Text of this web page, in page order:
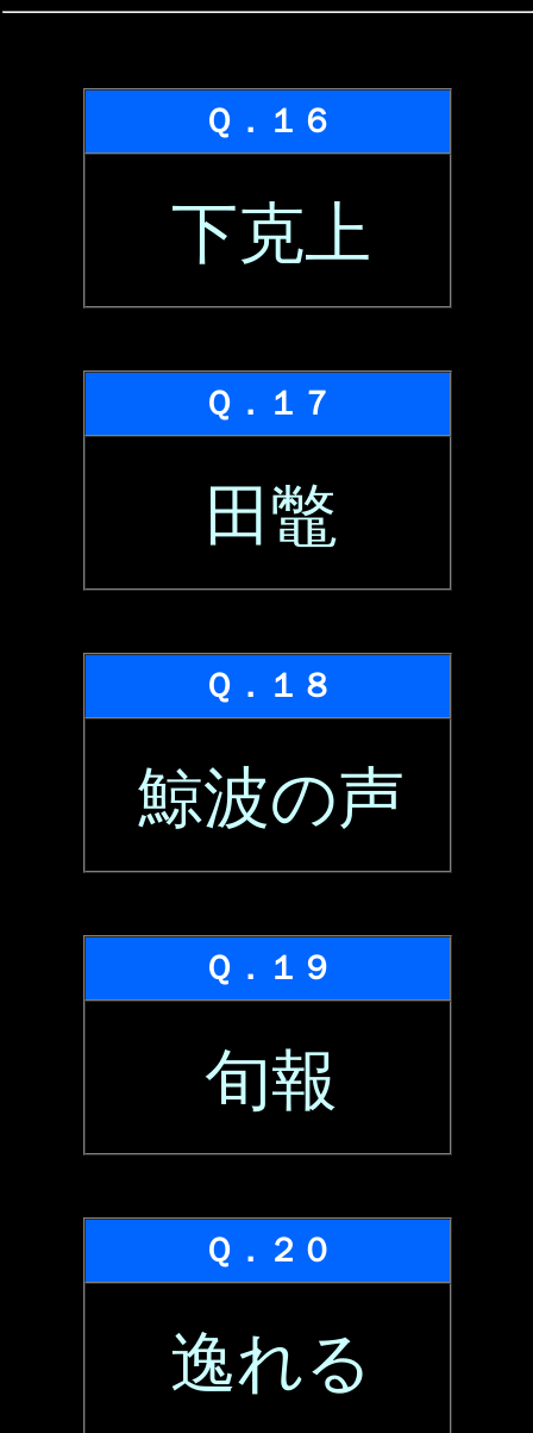
Ｑ．１６
下克上
Ｑ．１７
田鼈
Ｑ．１８
鯨波の声
Ｑ．１９
旬報
Ｑ．２０
逸れる